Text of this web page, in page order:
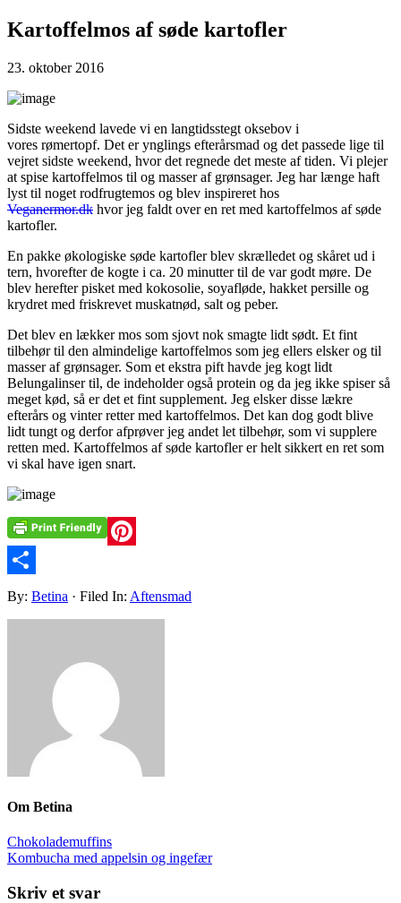
Kartoffelmos af søde kartofler
23. oktober 2016
Sidste weekend lavede vi en langtidsstegt oksebov i
vores rømertopf. Det er ynglings efterårsmad og det passede lige til
vejret sidste weekend, hvor det regnede det meste af tiden. Vi plejer
at spise kartoffelmos til og masser af grønsager. Jeg har længe haft
lyst til noget rodfrugtemos og blev inspireret hos
Veganermor.dk hvor jeg faldt over en ret med kartoffelmos af søde
kartofler.
En pakke økologiske søde kartofler blev skrælledet og skåret ud i
tern, hvorefter de kogte i ca. 20 minutter til de var godt møre. De
blev herefter pisket med kokosolie, soyafløde, hakket persille og
krydret med friskrevet muskatnød, salt og peber.
Det blev en lækker mos som sjovt nok smagte lidt sødt. Et fint
tilbehør til den almindelige kartoffelmos som jeg ellers elsker og til
masser af grønsager. Som et ekstra pift havde jeg kogt lidt
Belungalinser til, de indeholder også protein og da jeg ikke spiser så
meget kød, så er det et fint supplement. Jeg elsker disse lækre
efterårs og vinter retter med kartoffelmos. Det kan dog godt blive
lidt tungt og derfor afprøver jeg andet let tilbehør, som vi supplere
retten med. Kartoffelmos af søde kartofler er helt sikkert en ret som
vi skal have igen snart.
Pinterest
Share
By: Betina · Filed In: Aftensmad
Om Betina
Chokolademuffins
Kombucha med appelsin og ingefær
Skriv et svar